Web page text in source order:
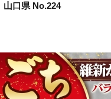
山口県 No.224